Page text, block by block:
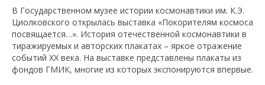
В Государственном музее истории космонавтики им. К.Э.
Циолковского открылась выставка «Покорителям космоса
посвящается…». История отечественной космонавтики в
тиражируемых и авторских плакатах – яркое отражение
событий XX века. На выставке представлены плакаты из
фондов ГМИК, многие из которых экспонируются впервые.